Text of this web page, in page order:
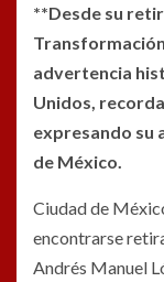
**Desde su
advertencia
Unidos,
expresando su
de México.
Ciudad de
encontrarse
Andrés Manuel